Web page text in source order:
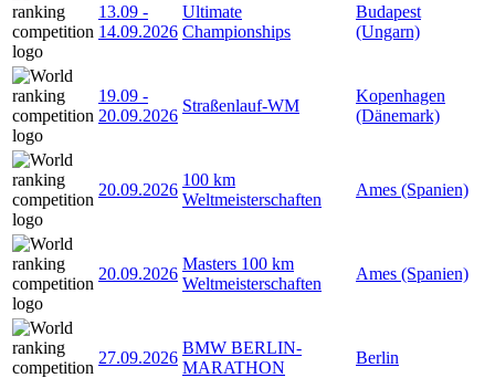
13.09 -
14.09.2026
Ultimate
Championships
Budapest
(Ungarn)
19.09 -
20.09.2026
Straßenlauf-WM
Kopenhagen
(Dänemark)
20.09.2026
100 km
Weltmeisterschaften
Ames (Spanien)
20.09.2026
Masters 100 km
Weltmeisterschaften
Ames (Spanien)
27.09.2026
BMW BERLIN-
MARATHON
Berlin